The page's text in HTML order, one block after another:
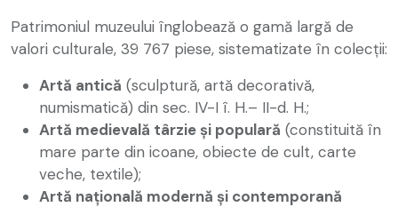
Patrimoniul muzeului înglobează o gamă largă de
valori culturale, 39 767 piese, sistematizate în colecții:
Artă antică (sculptură, artă decorativă,
numismatică) din sec. IV-I î. H.– II-d. H.;
Artă medievală târzie și populară (constituită în
mare parte din icoane, obiecte de cult, carte
veche, textile);
Artă națională modernă și contemporană